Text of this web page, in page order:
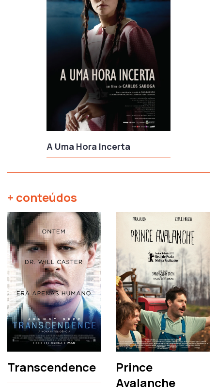
A Uma Hora Incerta
+ conteúdos
Transcendence
Prince
Avalanche